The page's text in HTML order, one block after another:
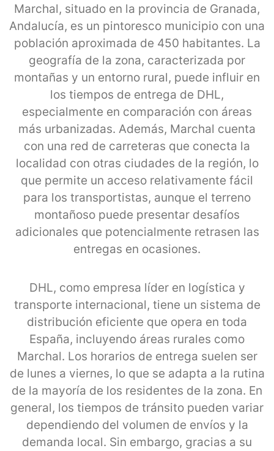
Marchal, situado en la provincia de Granada,
Andalucía, es un pintoresco municipio con una
población aproximada de 450 habitantes. La
geografía de la zona, caracterizada por
montañas y un entorno rural, puede influir en
los tiempos de entrega de DHL,
especialmente en comparación con áreas
más urbanizadas. Además, Marchal cuenta
con una red de carreteras que conecta la
localidad con otras ciudades de la región, lo
que permite un acceso relativamente fácil
para los transportistas, aunque el terreno
montañoso puede presentar desafíos
adicionales que potencialmente retrasen las
entregas en ocasiones.
DHL, como empresa líder en logística y
transporte internacional, tiene un sistema de
distribución eficiente que opera en toda
España, incluyendo áreas rurales como
Marchal. Los horarios de entrega suelen ser
de lunes a viernes, lo que se adapta a la rutina
de la mayoría de los residentes de la zona. En
general, los tiempos de tránsito pueden variar
dependiendo del volumen de envíos y la
demanda local. Sin embargo, gracias a su